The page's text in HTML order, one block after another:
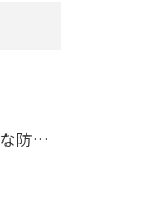
外構工事で効果的な防草対策方法